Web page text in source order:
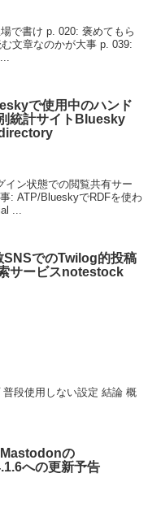
で書け p. 020: 褒めてもら
文章なのかが大事 p. 039:
で使用中のハンド
統計サイトBluesky
ン状態での閲覧共有サー
: ATP/BlueskyでRDFを使わ
...
SNSでのTwilog的投稿
サービスnotestock
段使用しない設定 結論 概
の
への更新予告